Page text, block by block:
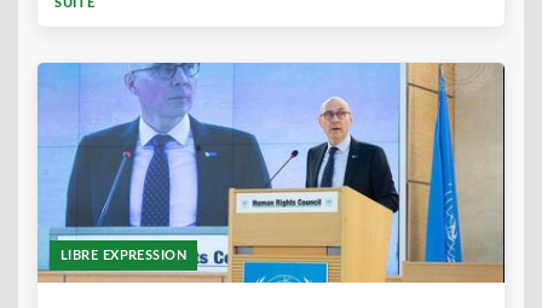
SUITE
LIBRE EXPRESSION